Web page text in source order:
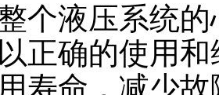
个液压系统
正确的使用
寿命，减少